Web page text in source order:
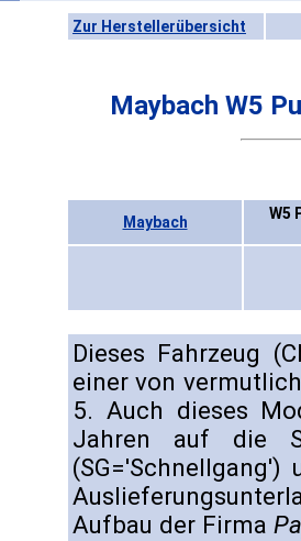
Zur Herstellerübersicht
Maybach W5
Maybach
W5
Dieses Fahrzeug
einer von
5. Auch dieses
Jahren auf die
Aufbau der Firma